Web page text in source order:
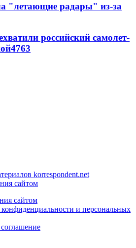
"летающие радары" из-за
российский самолет-
4763
korrespondent.net
сайтом
сайтом
и персональных